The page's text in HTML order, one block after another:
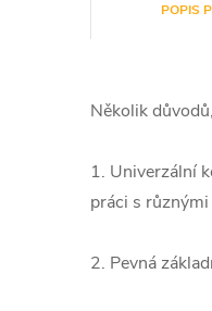
POPIS
Několik
1. Univerzální
práci s
2. Pevná